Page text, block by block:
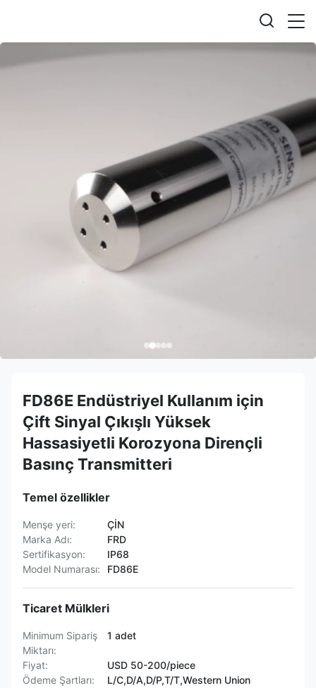
FD86E Endüstriyel Kullanım için
Çift Sinyal Çıkışlı Yüksek
Hassasiyetli Korozyona Dirençli
Basınç Transmitteri
Temel özellikler
Menşe yeri:
ÇİN
Marka Adı:
FRD
Sertifikasyon:
IP68
Model Numarası:
FD86E
Ticaret Mülkleri
Minimum Sipariş
Miktarı:
1 adet
Fiyat:
USD 50-200/piece
Ödeme Şartları:
L/C,D/A,D/P,T/T,Western Union